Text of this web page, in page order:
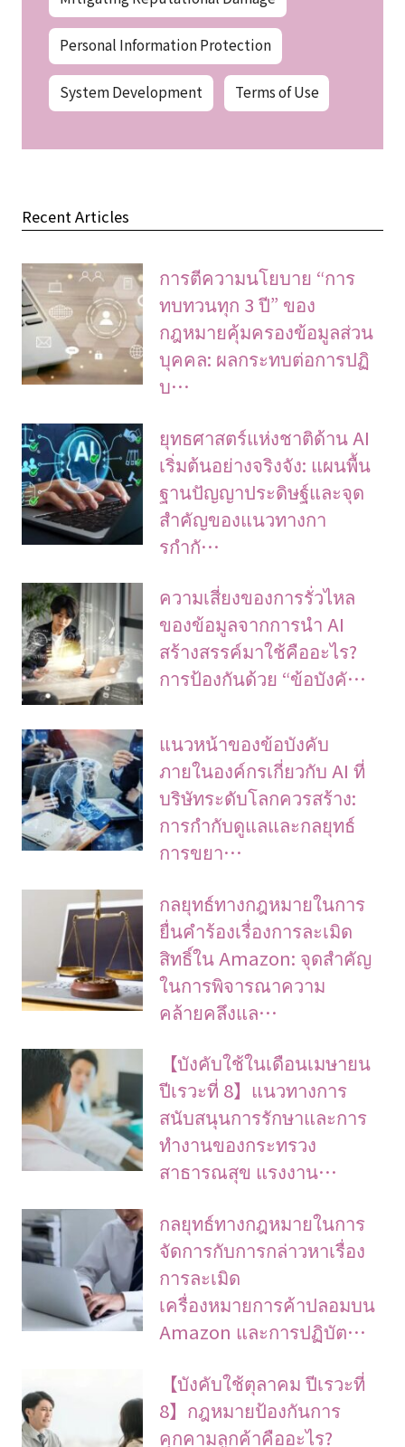
Personal Information Protection
System Development Terms of Use
Recent Articles
การตีความนโยบาย “การ
ทบทวนทุก 3 ปี” ของ
กฎหมายคุ้มครองข้อมูลส่วน
บุคคล: ผลกระทบต่อการปฏิ
บ…
ยุทธศาสตร์แห่งชาติด้าน AI
เริ่มต้นอย่างจริงจัง: แผนพื้น
ฐานปัญญาประดิษฐ์และจุด
สำคัญของแนวทางกา
รกำกั…
ความเสี่ยงของการรั่วไหล
ของข้อมูลจากการนำ AI
สร้างสรรค์มาใช้คืออะไร?
การป้องกันด้วย “ข้อบังคั…
แนวหน้าของข้อบังคับ
ภายในองค์กรเกี่ยวกับ AI ที่
บริษัทระดับโลกควรสร้าง:
การกำกับดูแลและกลยุทธ์
การขยา…
กลยุทธ์ทางกฎหมายในการ
ยื่นคำร้องเรื่องการละเมิด
สิทธิ์ใน Amazon: จุดสำคัญ
ในการพิจารณาความ
คล้ายคลึงแล…
【บังคับใช้ในเดือนเมษายน
ปีเรวะที่ 8】แนวทางการ
สนับสนุนการรักษาและการ
ทำงานของกระทรวง
สาธารณสุข แรงงาน…
กลยุทธ์ทางกฎหมายในการ
จัดการกับการกล่าวหาเรื่อง
การละเมิด
เครื่องหมายการค้าปลอมบน
Amazon และการปฏิบัต…
【บังคับใช้ตุลาคม ปีเรวะที่
8】กฎหมายป้องกันการ
คุกคามลูกค้าคืออะไร?